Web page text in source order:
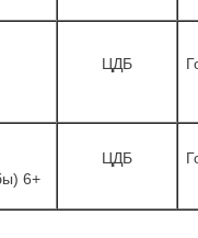
ЦДБ
6+
ЦДБ